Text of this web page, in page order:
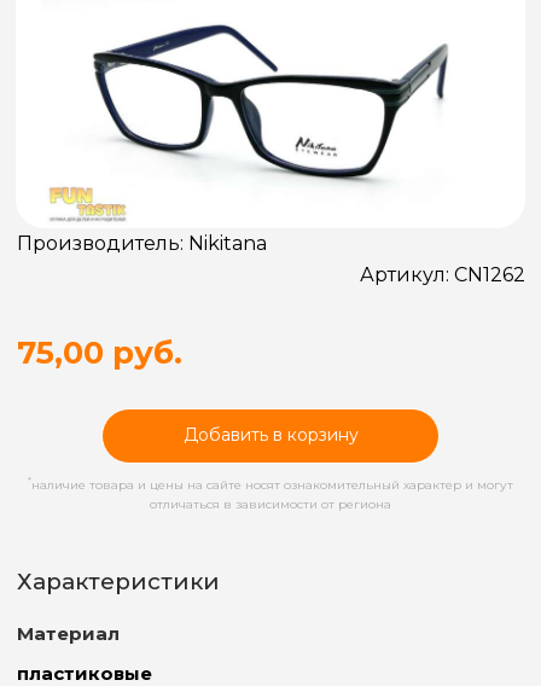
Производитель: Nikitana
Артикул: CN1262
75,00 руб.
Добавить в корзину
* наличие товара и цены на сайте носят ознакомительный характер и могут
отличаться в зависимости от региона
Характеристики
Материал
пластиковые